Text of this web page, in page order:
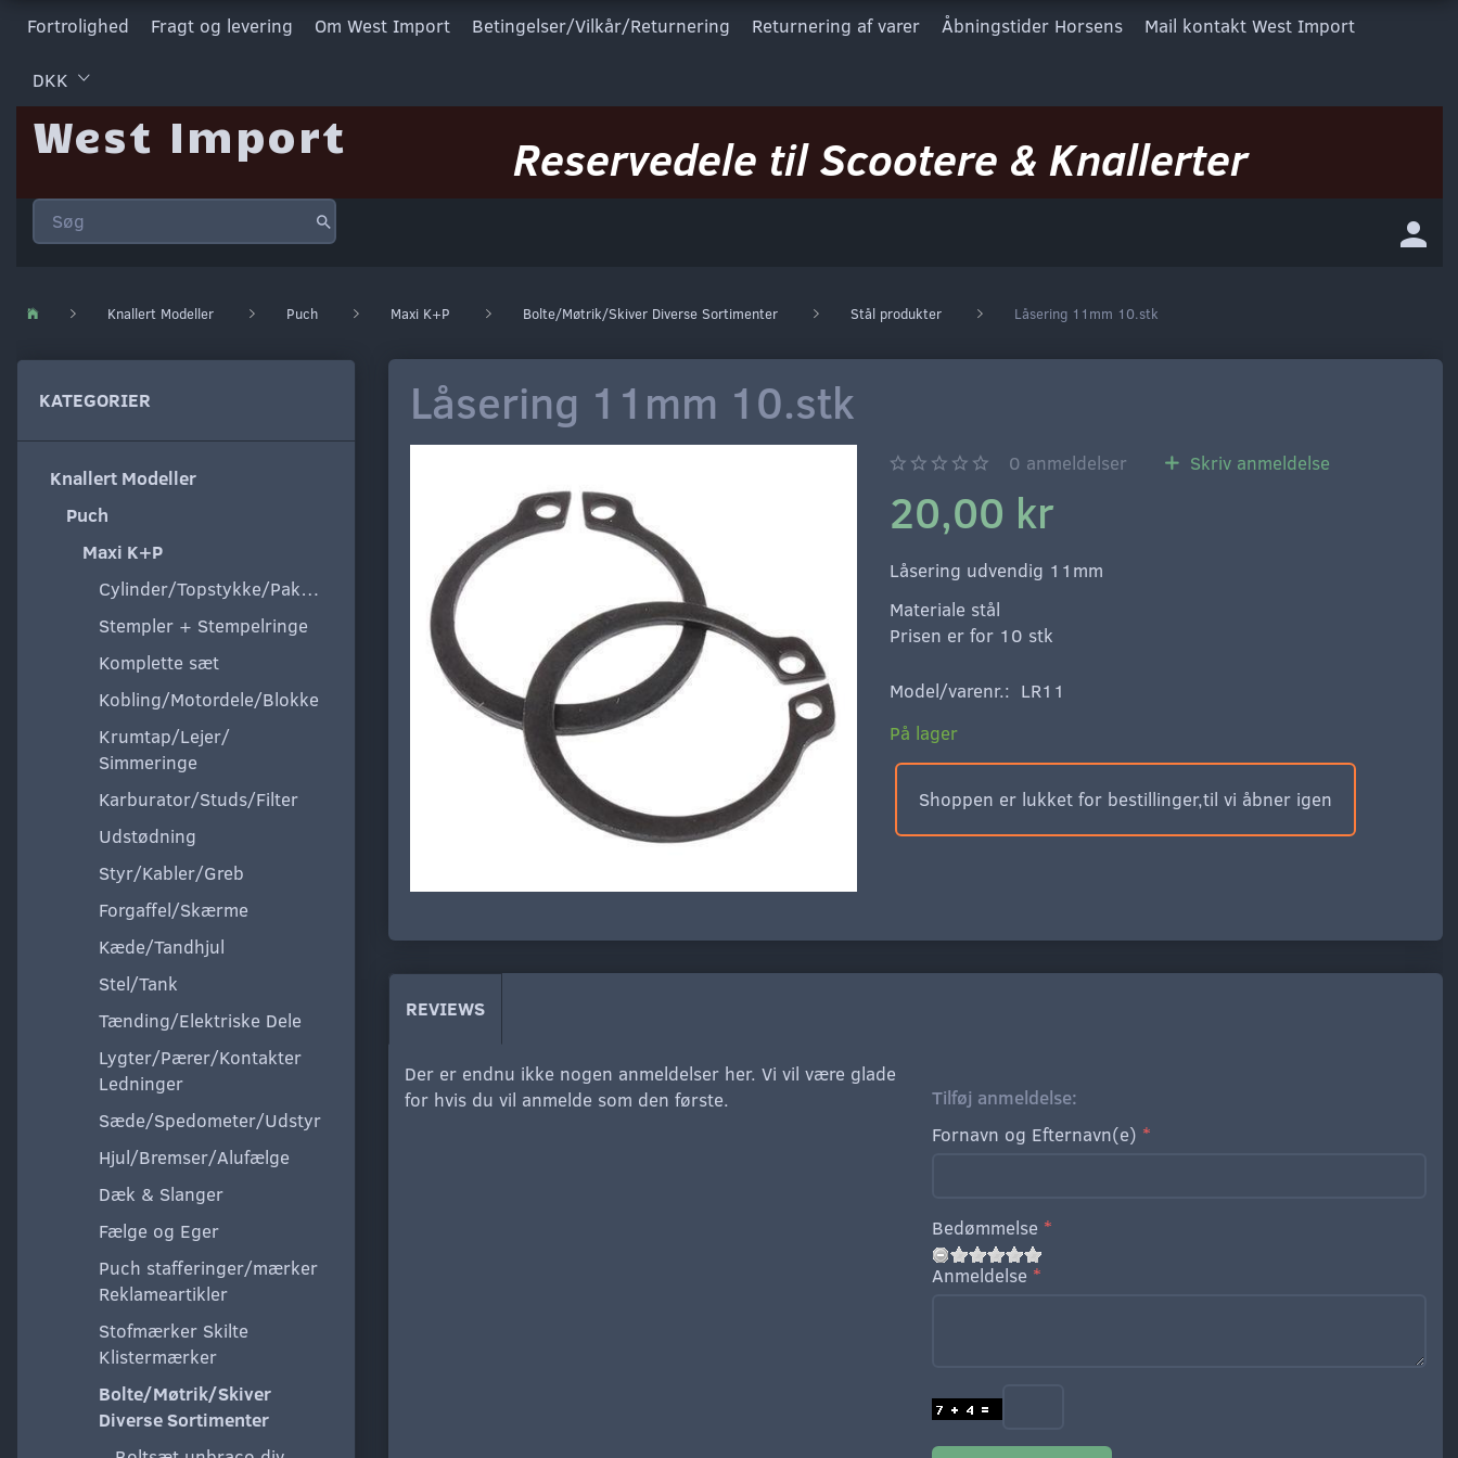
Fortrolighed Fragt og levering Om West Import Betingelser/Vilkår/Returnering Returnering af varer Åbningstider Horsens Mail kontakt West Import
DKK
West Import Reservedele til Scootere & Knallerter
Knallert Modeller Puch Maxi K+P Bolte/Møtrik/Skiver Diverse Sortimenter Stål produkter Låsering 11mm 10.stk
KATEGORIER
Knallert Modeller
Puch
Maxi K+P
Cylinder/Topstykke/Pakning
Stempler + Stempelringe
Komplette sæt
Kobling/Motordele/Blokke
Krumtap/Lejer/
Simmeringe
Karburator/Studs/Filter
Udstødning
Styr/Kabler/Greb
Forgaffel/Skærme
Kæde/Tandhjul
Stel/Tank
Tænding/Elektriske Dele
Lygter/Pærer/Kontakter
Ledninger
Sæde/Spedometer/Udstyr
Hjul/Bremser/Alufælge
Dæk & Slanger
Fælge og Eger
Puch stafferinger/mærker
Reklameartikler
Stofmærker Skilte
Klistermærker
Bolte/Møtrik/Skiver
Diverse Sortimenter
Låsering 11mm 10.stk
0 anmeldelser Skriv anmeldelse
20,00 kr
Låsering udvendig 11mm
Materiale stål
Prisen er for 10 stk
Model/varenr.: LR11
På lager
Shoppen er lukket for bestillinger,til vi åbner igen
REVIEWS
Der er endnu ikke nogen anmeldelser her. Vi vil være glade
for hvis du vil anmelde som den første.
Tilføj anmeldelse:
Fornavn og Efternavn(e)
Bedømmelse
Anmeldelse